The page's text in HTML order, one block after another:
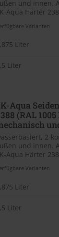
und innen.
Aqua Härter
Varianten
Liter
Liter
Aqua
(RAL
2-
und innen.
Aqua Härter
Varianten
Liter
Liter